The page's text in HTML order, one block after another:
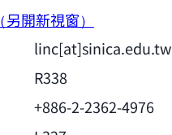
（另開新視窗）
linc[at]sinica.edu.tw
R338
+886-2-2362-4976